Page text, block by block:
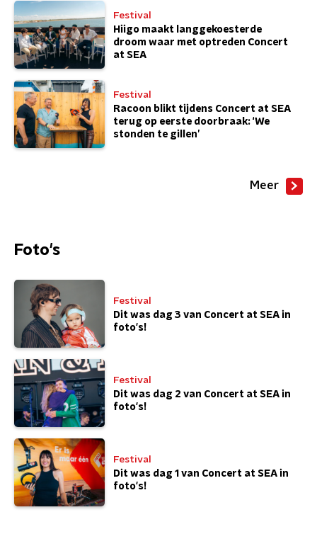
Festival
Hiigo maakt langgekoesterde
droom waar met optreden Concert
at SEA
Festival
Racoon blikt tijdens Concert at SEA
terug op eerste doorbraak: ‘We
stonden te gillen’
Meer
Foto's
Festival
Dit was dag 3 van Concert at SEA in
foto's!
Festival
Dit was dag 2 van Concert at SEA in
foto's!
Festival
Dit was dag 1 van Concert at SEA in
foto's!